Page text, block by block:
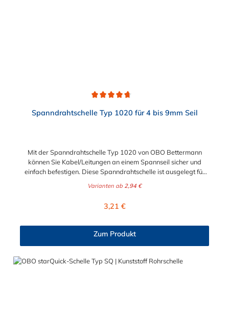
Spanndrahtschelle Typ 1020 für 4 bis 9mm Seil
Mit der Spanndrahtschelle Typ 1020 von OBO Bettermann
können Sie Kabel/Leitungen an einem Spannseil sicher und
einfach befestigen. Diese Spanndrahtschelle ist ausgelegt für
eine M4x13 mm Schlitzschraube.
Varianten ab 2,94 €
Regulärer Preis:
3,21 €
Zum Produkt